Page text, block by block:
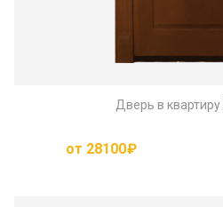
Дверь в квартиру
от 28100₽